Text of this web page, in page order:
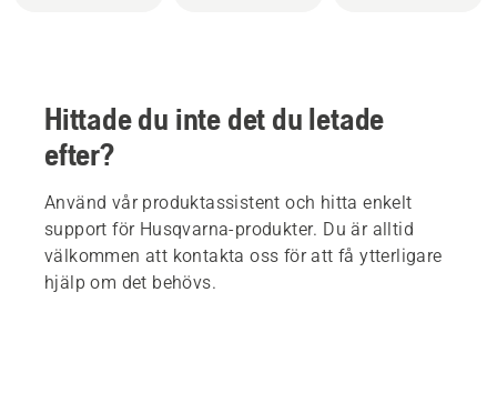
Hittade du inte det du letade
efter?
Använd vår produktassistent och hitta enkelt
support för Husqvarna-produkter. Du är alltid
välkommen att kontakta oss för att få ytterligare
hjälp om det behövs.